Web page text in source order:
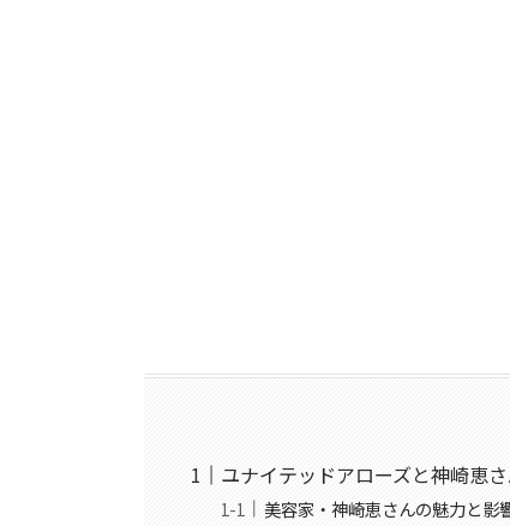
ユナイテッドアローズと神崎恵
美容家・神崎恵さんの魅力と影